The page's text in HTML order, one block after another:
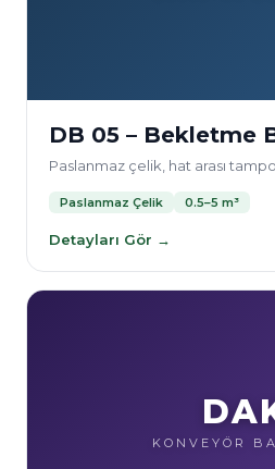
DB 05 – Bekletme
Paslanmaz çelik, hat arası
Paslanmaz Çelik 0.5–5 m³
Detayları Gör →
KONVEYÖR